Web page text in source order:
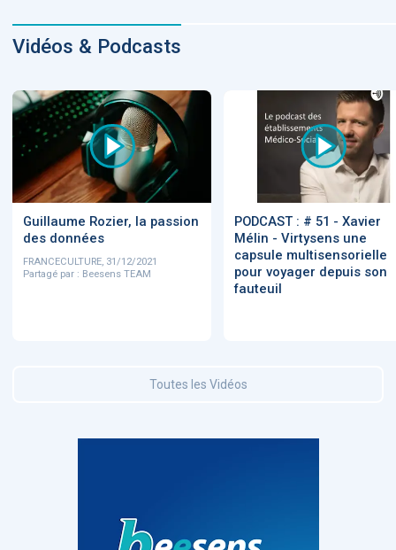
Vidéos & Podcasts
Guillaume Rozier, la passion
des données
FRANCECULTURE, 31/12/2021
Partagé par : Beesens TEAM
PODCAST : # 51 - Xavier
Mélin - Virtysens une
capsule multisensorielle
pour voyager depuis son
fauteuil
Toutes les Vidéos